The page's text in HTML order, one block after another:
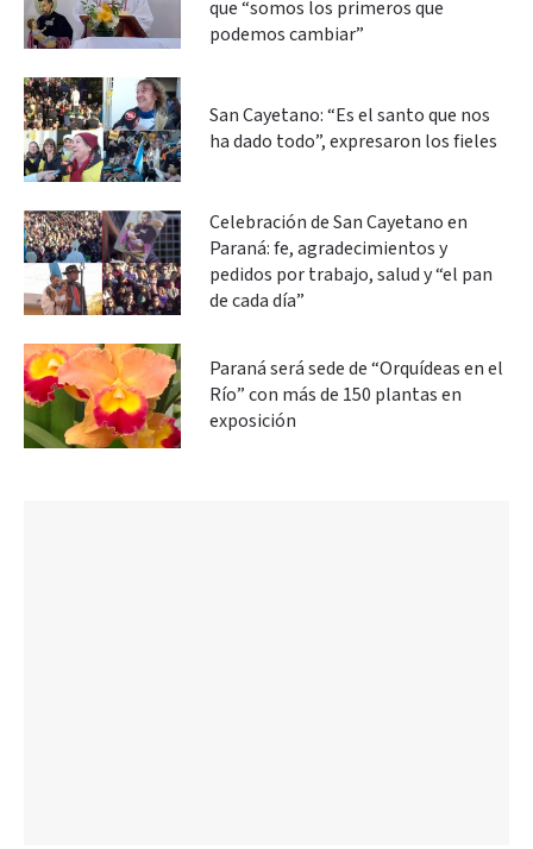
que “somos los primeros que
podemos cambiar”
San Cayetano: “Es el santo que nos
ha dado todo”, expresaron los fieles
Celebración de San Cayetano en
Paraná: fe, agradecimientos y
pedidos por trabajo, salud y “el pan
de cada día”
Paraná será sede de “Orquídeas en el
Río” con más de 150 plantas en
exposición